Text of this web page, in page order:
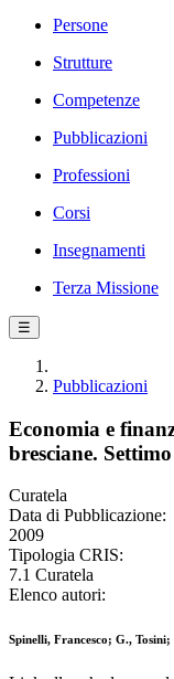
Persone
Strutture
Competenze
Pubblicazioni
Professioni
Corsi
Insegnamenti
Terza Missione
☰
Pubblicazioni
Economia e
bresciane.
Curatela
Data di Pubblicazione:
2009
Tipologia CRIS:
7.1 Curatela
Elenco autori:
Spinelli, Francesco; G.,